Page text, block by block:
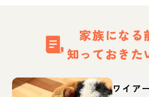
家族になる
知っておきた
ワイア